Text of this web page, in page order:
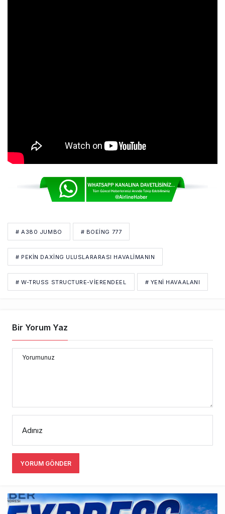
# A380 JUMBO # BOEING 777
# PEKIN DAXING ULUSLARARASI HAVALIMANIN
# W-TRUSS STRUCTURE-VIERENDEEL # YENİ HAVAALANI
Bir Yorum Yaz
Yorumunuz
Adınız
YORUM GÖNDER